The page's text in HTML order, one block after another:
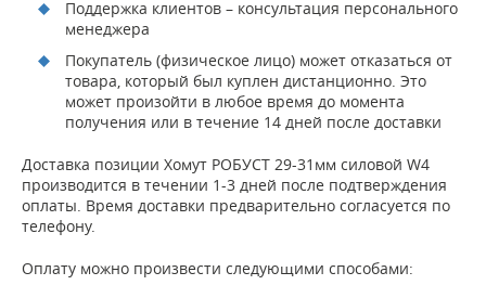
Поддержка клиентов – консультация персонального
менеджера
Покупатель (физическое лицо) может отказаться от
товара, который был куплен дистанционно. Это
может произойти в любое время до момента
получения или в течение 14 дней после доставки
Доставка позиции Хомут РОБУСТ 29-31мм силовой W4
производится в течении 1-3 дней после подтверждения
оплаты. Время доставки предварительно согласуется по
телефону.
Оплату можно произвести следующими способами: